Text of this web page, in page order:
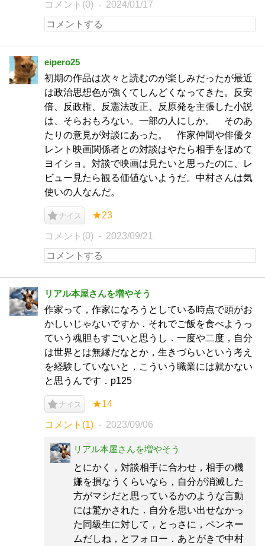
コメント(0) 2024/01/17
eipero25
初期の作品は次々と読むのが楽しみだったが最近
は政治思想色が強くてしんどくなってきた。反安
倍、反政権、反憲法改正、反原発を主張した小説
は、そらおもろない。一部の人にしか。 そのあ
たりの意見が対談にあった。 作家仲間や俳優タ
レント映画関係者との対談はやたら相手をほめて
ヨイショ。対談で映画は見たいと思ったのに、レ
ビュー見たら観る価値ないようだ。中村さんは気
使いの人なんだ。
ナイス ★23
コメント(0) 2023/09/21
リアル本屋さんを増やそう
作家って，作家になろうとしている時点で頭がお
かしいじゃないですか．それでご飯を食べようっ
ていう魂胆もすごいと思うし．一度や二度，自分
は世界とは無縁だなとか，生きづらいという考え
を経験していないと，こういう職業には就かない
と思うんです．p125
ナイス ★14
コメント(1) 2023/09/06
リアル本屋さんを増やそう
とにかく，対談相手に合わせ，相手の機
嫌を損なうくらいなら，自分が消滅した
方がマシだと思っているかのような言動
には驚かされた．自分を思い出せなかっ
た同級生に対して，とっさに，ペンネー
ムだしね，とフォロー．あとがきで中村